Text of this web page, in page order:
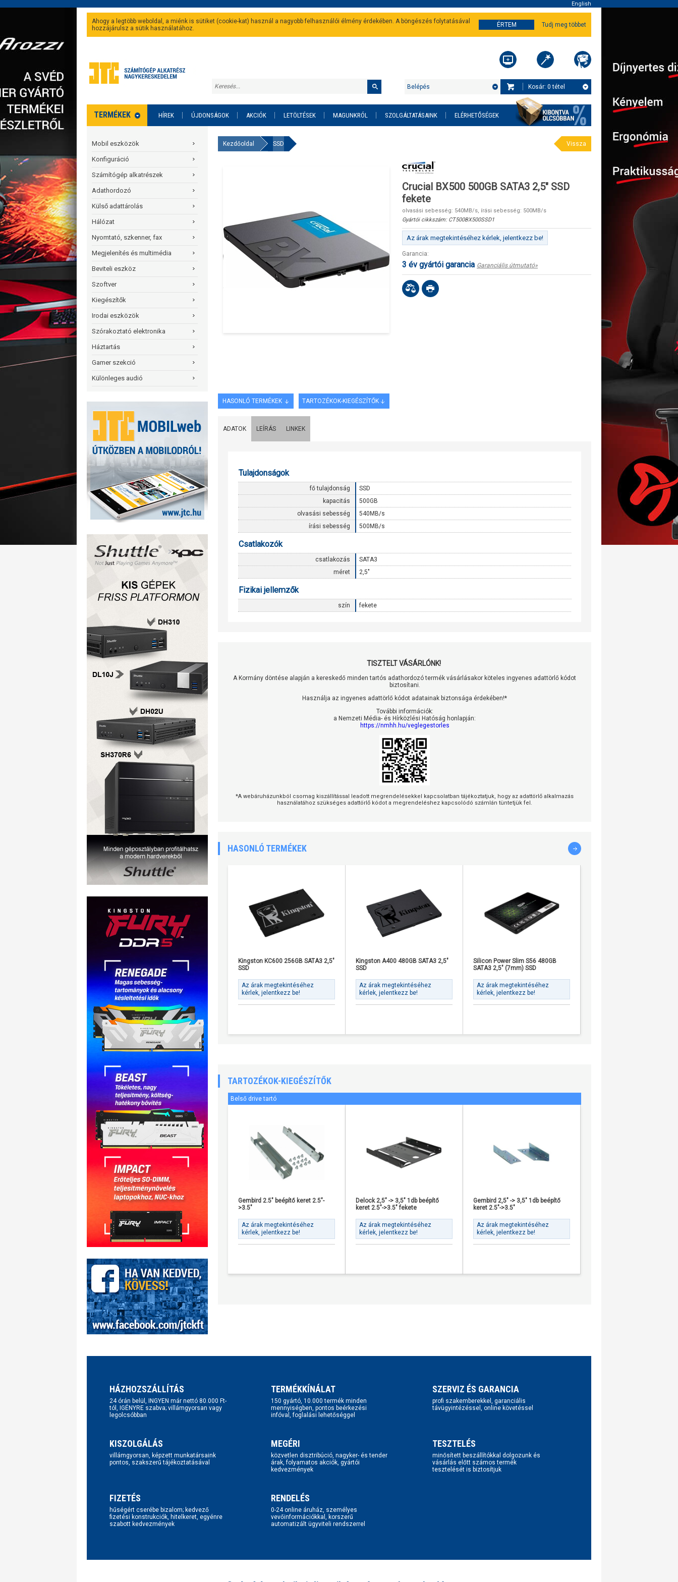
English
Ahogy a legtöbb weboldal, a miénk is sütiket (cookie-kat) használ a nagyobb felhasználói élmény érdekében. A böngészés folytatásával
hozzájárulsz a sütik használatához.
ÉRTEM Tudj meg többet
Kosár: 0 tétel
Belépés
TERMÉKEK HÍREK ÚJDONSÁGOK AKCIÓK LETÖLTÉSEK MAGUNKRÓL SZOLGÁLTATÁSAINK ELÉRHETŐSÉGEK
Mobil eszközök
Konfiguráció
Számítógép alkatrészek
Adathordozó
Külső adattárolás
Hálózat
Nyomtató, szkenner, fax
Megjelenítés és multimédia
Beviteli eszköz
Szoftver
Kiegészítők
Irodai eszközök
Szórakoztató elektronika
Háztartás
Gamer szekció
Különleges audió
Kezdőoldal SSD Vissza
Crucial BX500 500GB SATA3 2,5" SSD
fekete
olvasási sebesség: 540MB/s, írási sebesség: 500MB/s
Gyártói cikkszám: CT500BX500SSD1
Az árak megtekintéséhez kérlek, jelentkezz be!
Garancia:
3 év gyártói garancia Garanciális útmutató»
HASONLÓ TERMÉKEK TARTOZÉKOK-KIEGÉSZÍTŐK
ADATOK LEÍRÁS LINKEK
Tulajdonságok
fő tulajdonság
SSD
kapacitás
500GB
olvasási sebesség
540MB/s
írási sebesség
500MB/s
Csatlakozók
csatlakozás
SATA3
méret
2,5"
Fizikai jellemzők
szín fekete
TISZTELT VÁSÁRLÓNK!
A Kormány döntése alapján a kereskedő minden tartós adathordozó termék vásárlásakor köteles ingyenes adattörlő kódot
biztosítani.
Használja az ingyenes adattörlő kódot adatainak biztonsága érdekében!*
További információk:
a Nemzeti Média- és Hírközlési Hatóság honlapján:
https://nmhh.hu/veglegestorles
*A webáruházunkból csomag kiszállítással leadott megrendelésekkel kapcsolatban tájékoztatjuk, hogy az adattörlő alkalmazás
használatához szükséges adattörlő kódot a megrendeléshez kapcsolódó számlán tüntetjük fel.
HASONLÓ TERMÉKEK
Kingston KC600 256GB SATA3 2,5"
SSD
Az árak megtekintéséhez
kérlek, jelentkezz be!
Kingston A400 480GB SATA3 2,5"
SSD
Az árak megtekintéséhez
kérlek, jelentkezz be!
Silicon Power Slim S56 480GB
SATA3 2,5" (7mm) SSD
Az árak megtekintéséhez
kérlek, jelentkezz be!
TARTOZÉKOK-KIEGÉSZÍTŐK
Belső drive tartó
Gembird 2.5" beépítő keret 2.5"-
>3.5"
Az árak megtekintéséhez
kérlek, jelentkezz be!
Delock 2,5" -> 3,5" 1db beépítő
keret 2.5"->3.5" fekete
Az árak megtekintéséhez
kérlek, jelentkezz be!
Gembird 2,5" -> 3,5" 1db beépítő
keret 2.5"->3.5"
Az árak megtekintéséhez
kérlek, jelentkezz be!
HÁZHOZSZÁLLÍTÁS
24 órán belül, INGYEN már nettó 80.000 Ft-
tól, IGÉNYRE szabva; villámgyorsan vagy
legolcsóbban
TERMÉKKÍNÁLAT
150 gyártó, 10.000 termék minden
mennyiségben, pontos beérkezési
infóval, foglalási lehetőséggel
SZERVIZ ÉS GARANCIA
profi szakemberekkel, garanciális
távügyintézéssel, online követéssel
KISZOLGÁLÁS
villámgyorsan, képzett munkatársaink
pontos, szakszerű tájékoztatásával
MEGÉRI
közvetlen disztribúció, nagyker- és tender
árak, folyamatos akciók, gyártói
kedvezmények
TESZTELÉS
minősített beszállítókkal dolgozunk és
vásárlás előtt számos termék
tesztelését is biztosítjuk
FIZETÉS
hűségért cserébe bizalom; kedvező
fizetési konstrukciók, hitelkeret, egyénre
szabott kedvezmények
RENDELÉS
0-24 online áruház, személyes
vevőinformációkkal, korszerű
automatizált ügyviteli rendszerrel